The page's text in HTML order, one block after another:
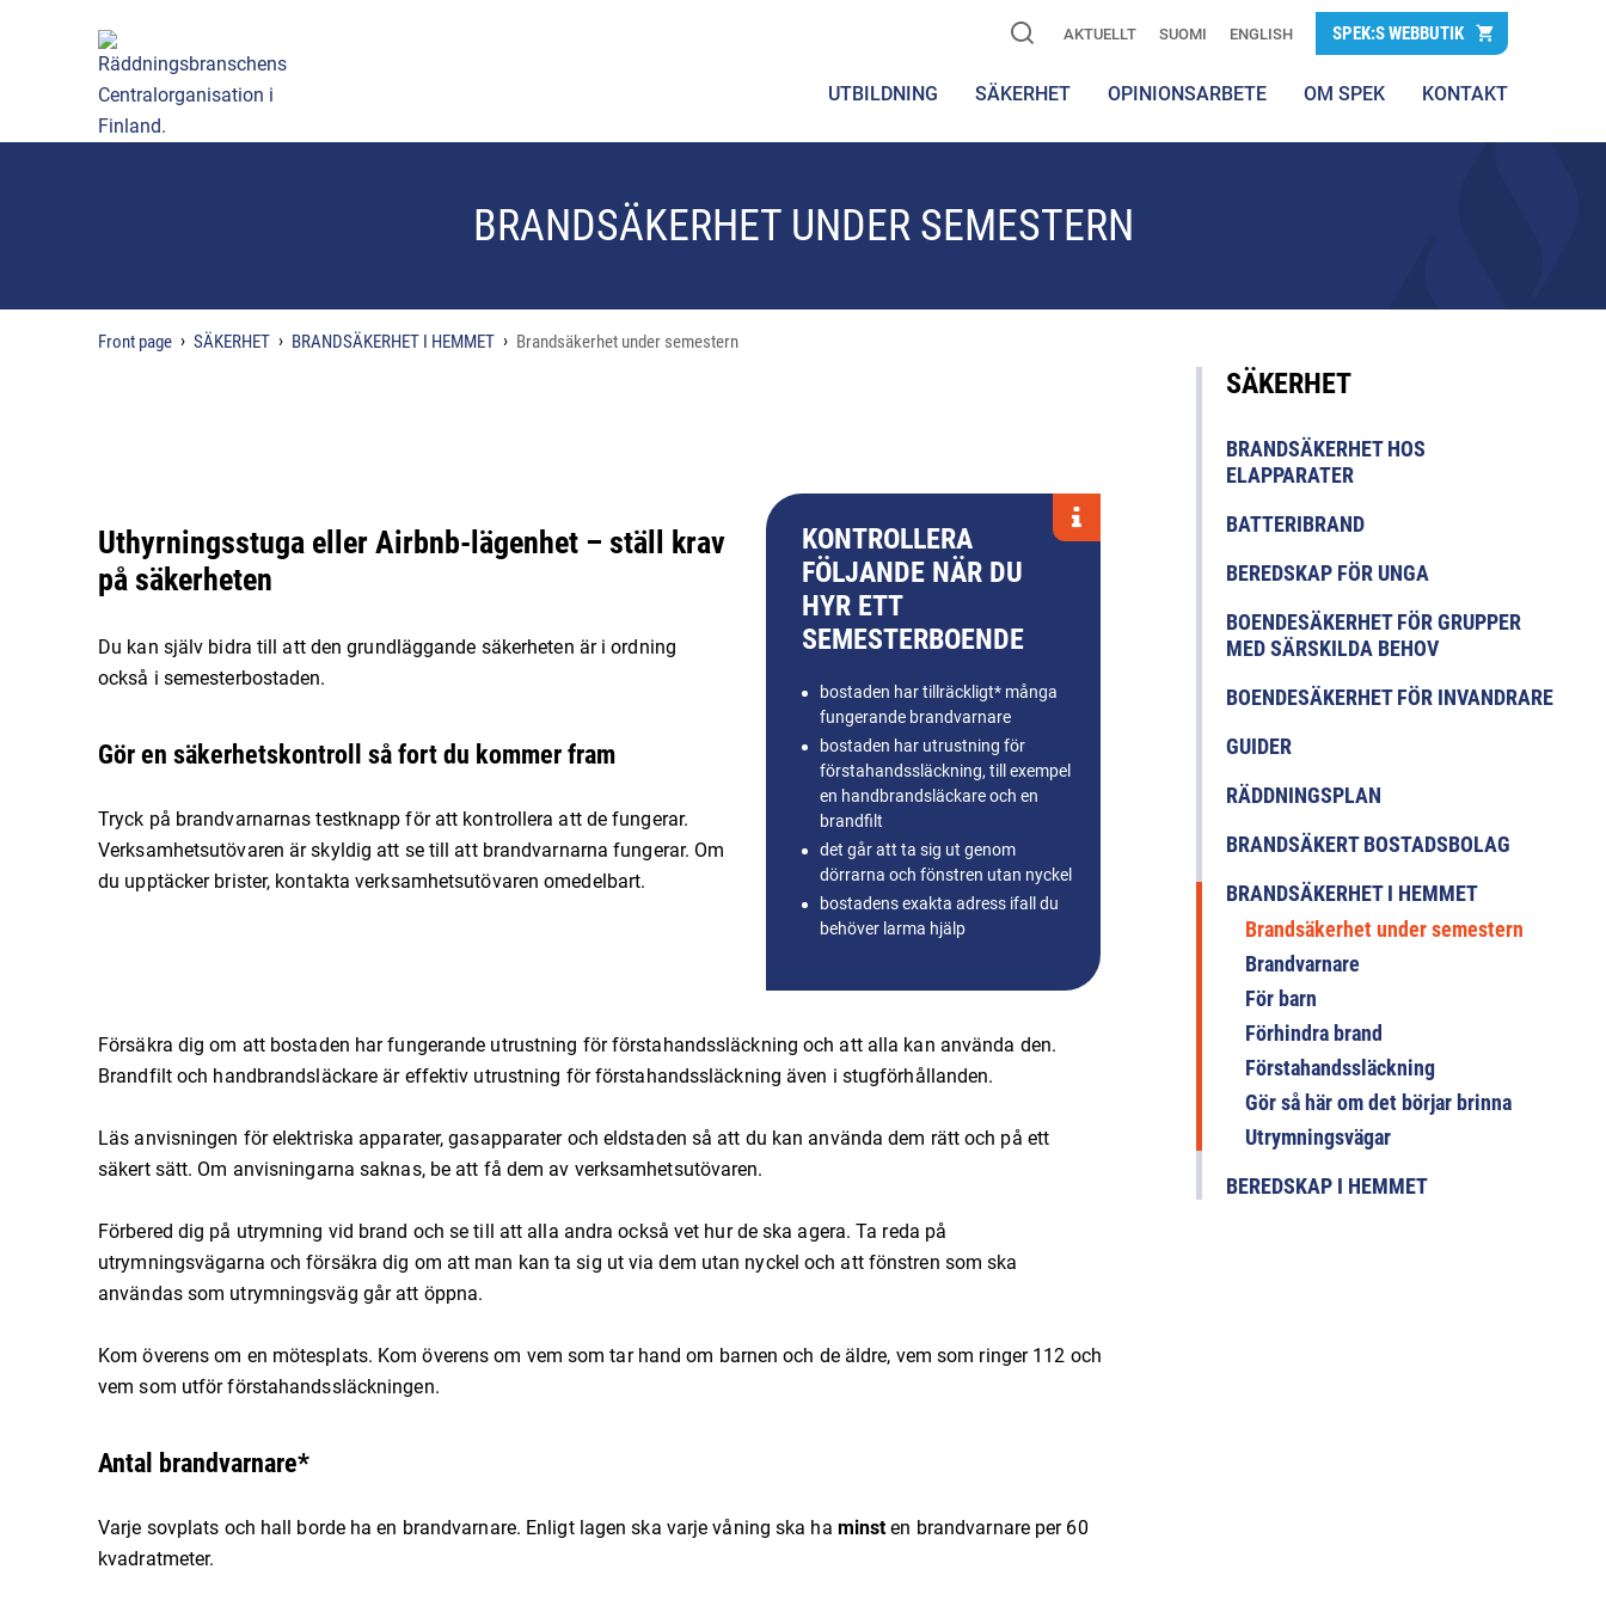
AKTUELLT SUOMI ENGLISH SPEK:S WEBBUTIK
UTBILDNING SÄKERHET OPINIONSARBETE OM SPEK KONTAKT
BRANDSÄKERHET UNDER SEMESTERN
Front page SÄKERHET BRANDSÄKERHET I HEMMET Brandsäkerhet under semestern
Uthyrningsstuga eller Airbnb-lägenhet – ställ krav
på säkerheten
Du kan själv bidra till att den grundläggande säkerheten är i ordning
också i semesterbostaden.
Gör en säkerhetskontroll så fort du kommer fram
Tryck på brandvarnarnas testknapp för att kontrollera att de fungerar.
Verksamhetsutövaren är skyldig att se till att brandvarnarna fungerar. Om
du upptäcker brister, kontakta verksamhetsutövaren omedelbart.
KONTROLLERA
FÖLJANDE NÄR DU
HYR ETT
SEMESTERBOENDE
bostaden har tillräckligt* många
fungerande brandvarnare
bostaden har utrustning för
förstahandssläckning, till exempel
en handbrandsläckare och en
brandfilt
det går att ta sig ut genom
dörrarna och fönstren utan nyckel
bostadens exakta adress ifall du
behöver larma hjälp
Försäkra dig om att bostaden har fungerande utrustning för förstahandssläckning och att alla kan använda den.
Brandfilt och handbrandsläckare är effektiv utrustning för förstahandssläckning även i stugförhållanden.
Läs anvisningen för elektriska apparater, gasapparater och eldstaden så att du kan använda dem rätt och på ett
säkert sätt. Om anvisningarna saknas, be att få dem av verksamhetsutövaren.
Förbered dig på utrymning vid brand och se till att alla andra också vet hur de ska agera. Ta reda på
utrymningsvägarna och försäkra dig om att man kan ta sig ut via dem utan nyckel och att fönstren som ska
användas som utrymningsväg går att öppna.
Kom överens om en mötesplats. Kom överens om vem som tar hand om barnen och de äldre, vem som ringer 112 och
vem som utför förstahandssläckningen.
Antal brandvarnare*
Varje sovplats och hall borde ha en brandvarnare. Enligt lagen ska varje våning ska ha minsten brandvarnare per 60
kvadratmeter.
SÄKERHET
BRANDSÄKERHET HOS
ELAPPARATER
BATTERIBRAND
BEREDSKAP FÖR UNGA
BOENDESÄKERHET FÖR GRUPPER
MED SÄRSKILDA BEHOV
BOENDESÄKERHET FÖR INVANDRARE
GUIDER
RÄDDNINGSPLAN
BRANDSÄKERT BOSTADSBOLAG
BRANDSÄKERHET I HEMMET
Brandsäkerhet under semestern
Brandvarnare
För barn
Förhindra brand
Förstahandssläckning
Gör så här om det börjar brinna
Utrymningsvägar
BEREDSKAP I HEMMET